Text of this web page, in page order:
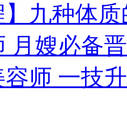
】九种体
月嫂必备
师 一技